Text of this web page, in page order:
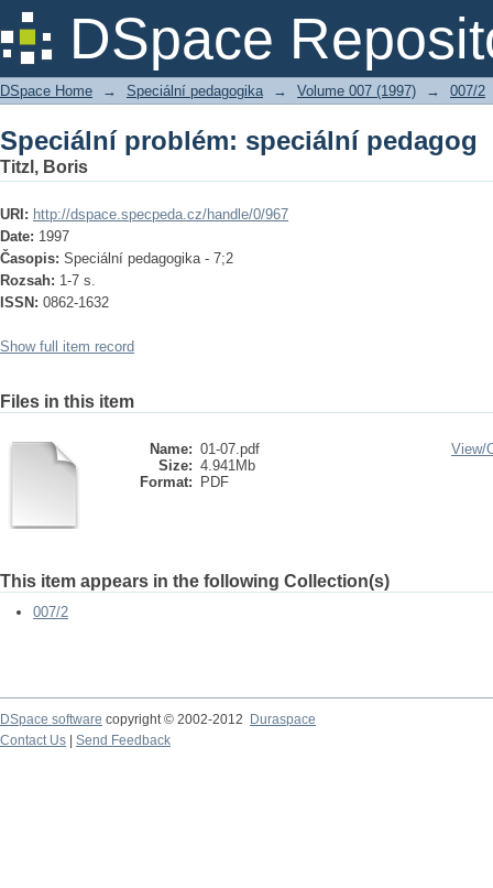
DSpace
Speciální problém: speciální pedagog
DSpace Home → Speciální pedagogika → Volume 007 (1997) → 007/2
Speciální problém: speciální pedagog
Titzl, Boris
URI: http://dspace.specpeda.cz/handle/0/967
Date: 1997
Časopis: Speciální pedagogika - 7;2
Rozsah: 1-7 s.
ISSN: 0862-1632
Show full item record
Files in this item
Name: 01-07.pdf
Size: 4.941Mb
Format:
PDF
View/
This item appears in the following Collection(s)
007/2
DSpace software copyright © 2002-2012
Duraspace
Contact Us
Send Feedback